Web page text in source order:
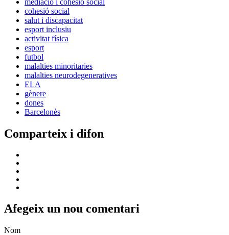
mediació i cohesió social
cohesió social
salut i discapacitat
esport inclusiu
activitat física
esport
futbol
malalties minoritaries
malalties neurodegeneratives
ELA
gènere
dones
Barcelonès
Comparteix i difon
Afegeix un nou comentari
Nom